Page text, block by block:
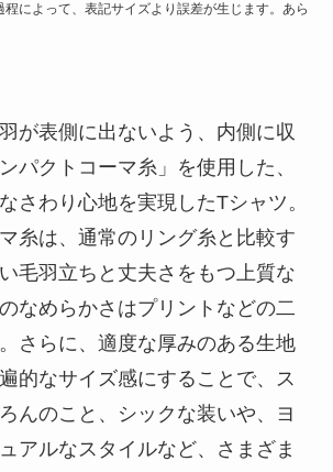
によって、表記サイズより誤差が生じます。あら
が表側に出ないよう、内側に収
パクトコーマ糸」を使用した、
さわり心地を実現したTシャツ。
糸は、通常のリング糸と比較す
毛羽立ちと丈夫さをもつ上質な
なめらかさはプリントなどの二
さらに、適度な厚みのある生地
的なサイズ感にすることで、ス
んのこと、シックな装いや、ヨ
アルなスタイルなど、さまざま